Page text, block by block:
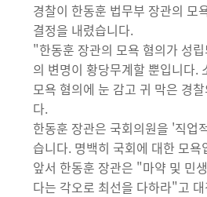
경찰이 한동훈 법무부 장관의 모
결정을 내렸습니다.
"한동훈 장관의 모욕 혐의가 성
의 변명이 황당무계할 뿐입니다.
모욕 혐의에 눈 감고 귀 막은 경
다.
한동훈 장관은 국회의원을 '직업
습니다. 명백히 국회에 대한 모욕
앞서 한동훈 장관은 "마약 및 민
다는 각오로 최선을 다하라"고